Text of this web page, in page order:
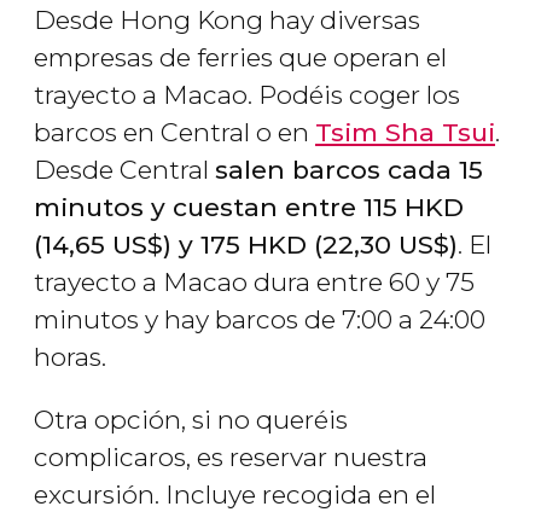
Desde Hong Kong hay diversas
empresas de ferries que operan el
trayecto a Macao. Podéis coger los
barcos en Central o en Tsim Sha Tsui.
Desde Central salen barcos cada 15
minutos y cuestan entre 115 HKD
(14,65 US$) y 175 HKD (22,30 US$). El
trayecto a Macao dura entre 60 y 75
minutos y hay barcos de 7:00 a 24:00
horas.
Otra opción, si no queréis
complicaros, es reservar nuestra
excursión. Incluye recogida en el